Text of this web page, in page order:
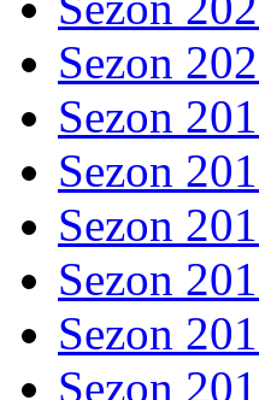
Sezon
Sezon
Sezon
Sezon
Sezon
Sezon
Sezon